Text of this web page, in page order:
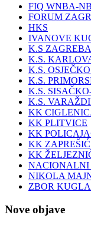
FIQ WNBA-
FORUM
HKS
IVANOVE
K.S
K.S.
K.S.
K.S.
K.S.
K.S.
KK
KK PLITVICE
KK
KK ZAPREŠIĆ
KK
NACIONALNI
NIKOLA
ZBOR
Nove objave